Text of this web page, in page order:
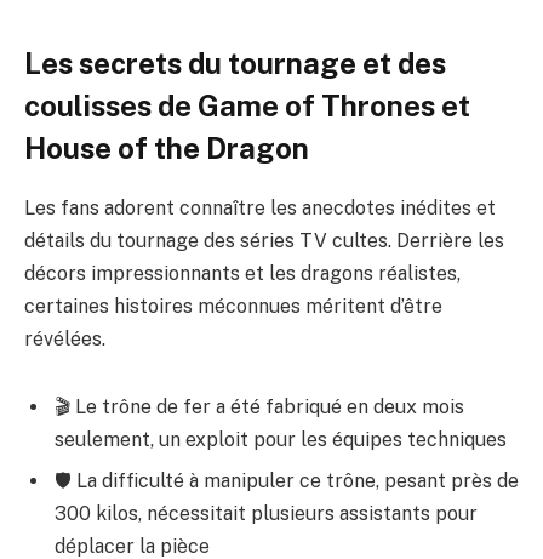
Les secrets du tournage et des
coulisses de Game of Thrones et
House of the Dragon
Les fans adorent connaître les anecdotes inédites et
détails du tournage des séries TV cultes. Derrière les
décors impressionnants et les dragons réalistes,
certaines histoires méconnues méritent d’être
révélées.
🎬 Le trône de fer a été fabriqué en deux mois
seulement, un exploit pour les équipes techniques
🛡️ La difficulté à manipuler ce trône, pesant près de
300 kilos, nécessitait plusieurs assistants pour
déplacer la pièce